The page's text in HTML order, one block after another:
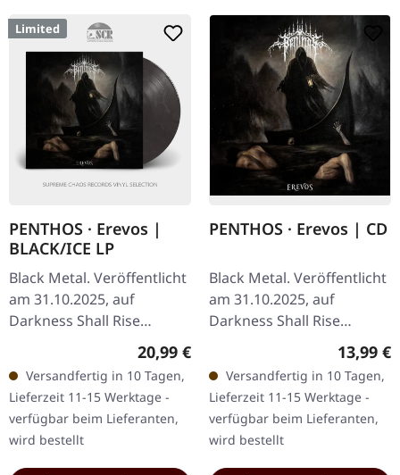
Limited
PENTHOS · Erevos |
BLACK/ICE LP
Black Metal. Veröffentlicht
am 31.10.2025, auf
Darkness Shall Rise
Productions. Schwarz/Ice
Vinyl mit 12" Insert.
Limitiert auf 150
Exemplare. Die…
Regulärer Preis:
20,99 €
Versandfertig in 10 Tagen,
Lieferzeit 11-15 Werktage -
verfügbar beim Lieferanten,
wird bestellt
PENTHOS · Erevos | CD
Black Metal. Veröffentlicht
am 31.10.2025, auf
Darkness Shall Rise
Jewelcase mit 16-seitigem
Booklet. Die griechische
Black…
13,99 €
Versandfertig in 10 Tagen,
Lieferzeit 11-15 Werktage -
verfügbar beim Lieferanten,
wird bestellt